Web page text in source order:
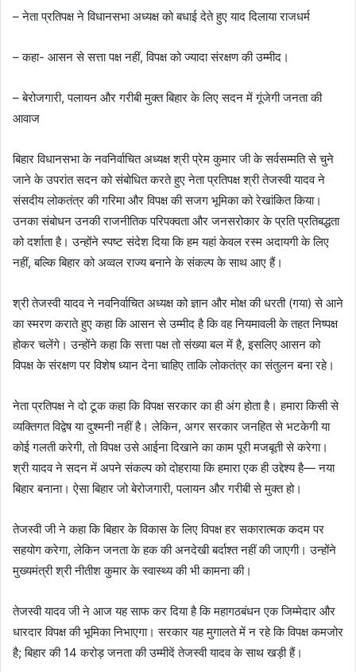
– नेता प्रतिपक्ष ने विधानसभा अध्यक्ष को बधाई देते हुए याद दिलाया राजधर्म
– कहा- आसन से सत्ता पक्ष नहीं, विपक्ष को ज्यादा संरक्षण की उम्मीद।
– बेरोजगारी, पलायन और गरीबी मुक्त बिहार के लिए सदन में गूंजेगी जनता की
आवाज
बिहार विधानसभा के नवनिर्वाचित अध्यक्ष श्री प्रेम कुमार जी के सर्वसम्मति से चुने
जाने के उपरांत सदन को संबोधित करते हुए नेता प्रतिपक्ष श्री तेजस्वी यादव ने
संसदीय लोकतंत्र की गरिमा और विपक्ष की सजग भूमिका को रेखांकित किया।
उनका संबोधन उनकी राजनीतिक परिपक्वता और जनसरोकार के प्रति प्रतिबद्धता
को दर्शाता है। उन्होंने स्पष्ट संदेश दिया कि हम यहां केवल रस्म अदायगी के लिए
नहीं, बल्कि बिहार को अव्वल राज्य बनाने के संकल्प के साथ आए हैं।
श्री तेजस्वी यादव ने नवनिर्वाचित अध्यक्ष को ज्ञान और मोक्ष की धरती (गया) से आने
का स्मरण कराते हुए कहा कि आसन से उम्मीद है कि वह नियमावली के तहत निष्पक्ष
होकर चलेंगे। उन्होंने कहा कि सत्ता पक्ष तो संख्या बल में है, इसलिए आसन को
विपक्ष के संरक्षण पर विशेष ध्यान देना चाहिए ताकि लोकतंत्र का संतुलन बना रहे।
नेता प्रतिपक्ष ने दो टूक कहा कि विपक्ष सरकार का ही अंग होता है। हमारा किसी से
व्यक्तिगत विद्वेष या दुश्मनी नहीं है। लेकिन, अगर सरकार जनहित से भटकेगी या
कोई गलती करेगी, तो विपक्ष उसे आईना दिखाने का काम पूरी मजबूती से करेगा।
श्री यादव ने सदन में अपने संकल्प को दोहराया कि हमारा एक ही उद्देश्य है— नया
बिहार बनाना। ऐसा बिहार जो बेरोजगारी, पलायन और गरीबी से मुक्त हो।
तेजस्वी जी ने कहा कि बिहार के विकास के लिए विपक्ष हर सकारात्मक कदम पर
सहयोग करेगा, लेकिन जनता के हक की अनदेखी बर्दाश्त नहीं की जाएगी। उन्होंने
मुख्यमंत्री श्री नीतीश कुमार के स्वास्थ्य की भी कामना की।
तेजस्वी यादव जी ने आज यह साफ कर दिया है कि महागठबंधन एक जिम्मेदार और
धारदार विपक्ष की भूमिका निभाएगा। सरकार यह मुगालते में न रहे कि विपक्ष कमजोर
है; बिहार की 14 करोड़ जनता की उम्मीदें तेजस्वी यादव के साथ खड़ी हैं।